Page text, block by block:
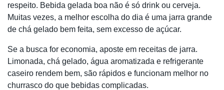
respeito. Bebida gelada boa não é só drink ou cerveja.
Muitas vezes, a melhor escolha do dia é uma jarra grande
de chá gelado bem feita, sem excesso de açúcar.
Se a busca for economia, aposte em receitas de jarra.
Limonada, chá gelado, água aromatizada e refrigerante
caseiro rendem bem, são rápidos e funcionam melhor no
churrasco do que bebidas complicadas.